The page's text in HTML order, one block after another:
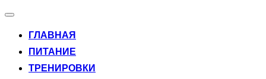
Переключить
ГЛАВНАЯ
ПИТАНИЕ
ТРЕНИРОВКИ